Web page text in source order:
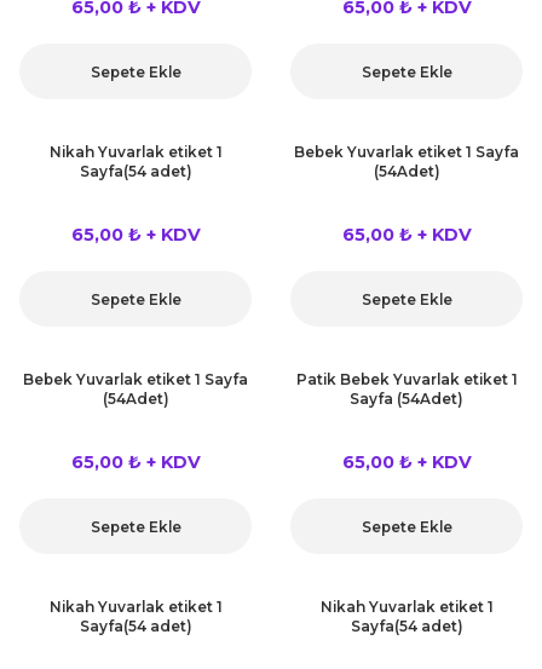
65,00 ₺ + KDV
Sepete Ekle
65,00 ₺ + KDV
Sepete Ekle
Nikah Yuvarlak etiket 1
Sayfa(54 adet)
65,00 ₺ + KDV
Sepete Ekle
Bebek Yuvarlak etiket 1 Sayfa
(54Adet)
65,00 ₺ + KDV
Sepete Ekle
Bebek Yuvarlak etiket 1 Sayfa
(54Adet)
65,00 ₺ + KDV
Sepete Ekle
Patik Bebek Yuvarlak etiket 1
Sayfa (54Adet)
65,00 ₺ + KDV
Sepete Ekle
Nikah Yuvarlak etiket 1
Sayfa(54 adet)
Nikah Yuvarlak etiket 1
Sayfa(54 adet)